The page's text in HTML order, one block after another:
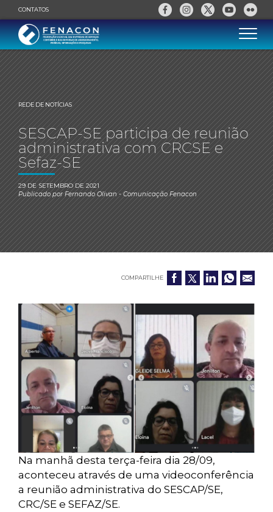
CONTATOS
REDE DE NOTÍCIAS
SESCAP-SE participa de reunião
administrativa com CRCSE e
Sefaz-SE
29 DE SETEMBRO DE 2021
Publicado porFernando Olivan- Comunicação Fenacon
COMPARTILHE
Na manhã desta terça-feira dia 28/09,
aconteceu através de uma videoconferência
a reunião administrativa do SESCAP/SE,
CRC/SE e SEFAZ/SE.